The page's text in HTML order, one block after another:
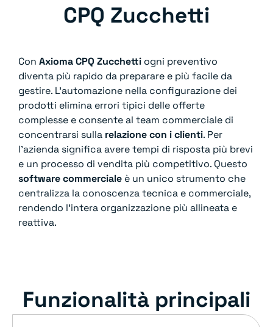
CPQ Zucchetti
Con Axioma CPQ Zucchetti ogni preventivo
diventa più rapido da preparare e più facile da
gestire. L’automazione nella configurazione dei
prodotti elimina errori tipici delle offerte
complesse e consente al team commerciale di
concentrarsi sulla relazione con i clienti. Per
l’azienda significa avere tempi di risposta più brevi
e un processo di vendita più competitivo. Questo
software commerciale è un unico strumento che
centralizza la conoscenza tecnica e commerciale,
rendendo l’intera organizzazione più allineata e
reattiva.
Funzionalità principali